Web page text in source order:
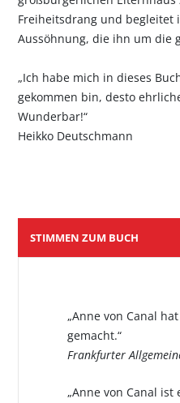
Freiheitsdrang und begleitet
Aussöhnung, die ihn um die
„Ich habe mich in dieses
gekommen bin, desto
Wunderbar!“
Heikko Deutschmann
STIMMEN ZUM BUCH
„Anne von Canal
gemacht.“
Frankfurter
„Anne von Canal